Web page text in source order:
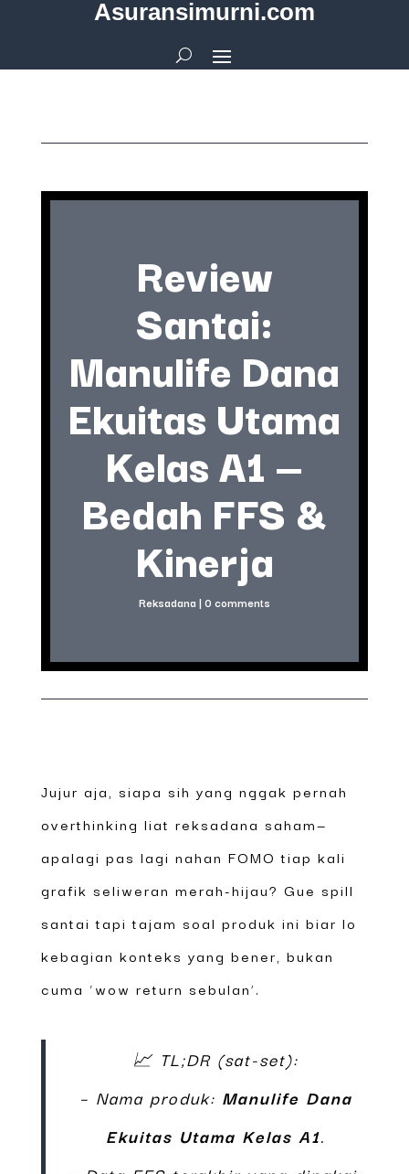
Asuransimurni.com
Review
Santai:
Manulife Dana
Ekuitas Utama
Kelas A1 —
Bedah FFS &
Kinerja
Reksadana | 0 comments
Jujur aja, siapa sih yang nggak pernah
overthinking liat reksadana saham—
apalagi pas lagi nahan FOMO tiap kali
grafik seliweran merah-hijau? Gue spill
santai tapi tajam soal produk ini biar lo
kebagian konteks yang bener, bukan
cuma ‘wow return sebulan’.
📈 TL;DR (sat-set):
– Nama produk: Manulife Dana
Ekuitas Utama Kelas A1.